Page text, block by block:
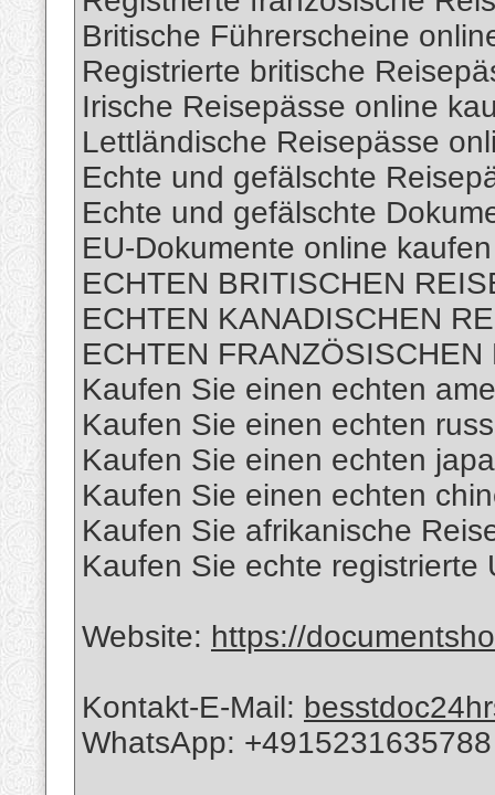
Britische Führerscheine
Registrierte britische
Irische Reisepässe online
Lettländische Reisepässe
Echte und gefälschte
Echte und gefälschte
EU-Dokumente online kaufen
ECHTEN BRITISCHEN
ECHTEN KANADISCHEN
ECHTEN
Kaufen Sie einen echten
Kaufen Sie einen echten
Kaufen Sie einen echten
Kaufen Sie einen echten
Kaufen Sie afrikanische
Kaufen Sie echte registrierte
Website: https://
Kontakt-E-Mail:
WhatsApp: +4915231635788